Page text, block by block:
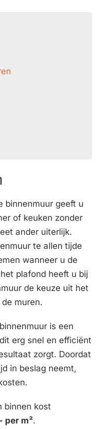
binnenmuur geeft u
of keuken zonder
ander uiterlijk.
te allen tijde
wanneer u de
plafond heeft u bij
de keuze uit het
muren.
is een
erg snel en efficiënt
zorgt. Doordat
in beslag neemt,
binnen kost
per m².